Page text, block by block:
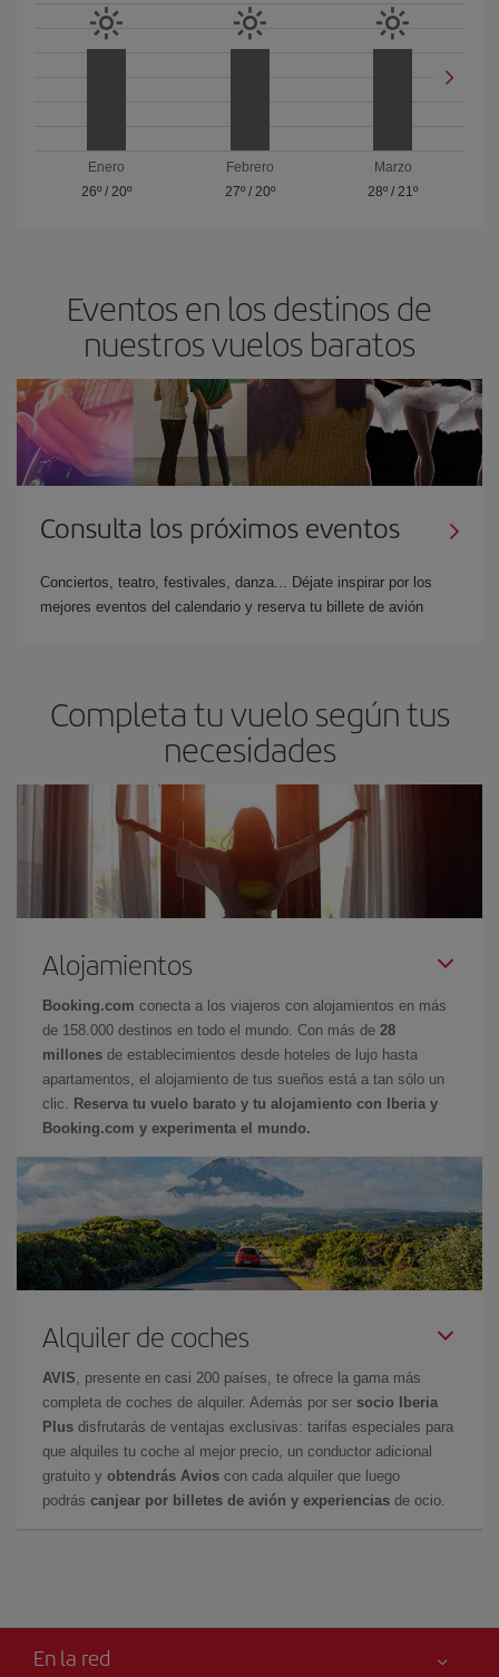
Enero
26º/ 20º
Febrero
27º/ 20º
Marzo
28º / 21º
Eventos en los destinos de
nuestros vuelos baratos
Consulta los próximos eventos
Conciertos, teatro, festivales, danza... Déjate inspirar por los
mejores eventos del calendario y reserva tu billete de avión
Completa tu vuelo según tus
necesidades
Alojamientos
Booking.com conecta a los viajeros con alojamientos en más
de 158.000 destinos en todo el mundo. Con más de 28
millones de establecimientos desde hoteles de lujo hasta
apartamentos, el alojamiento de tus sueños está a tan sólo un
clic.
Reserva tu vuelo barato y tu alojamiento con Iberia y
Booking.com y experimenta el mundo.
Alquiler de coches
AVIS , presente en casi 200 países, te ofrece la gama más
completa de coches de alquiler. Además por ser socio Iberia
Plus disfrutarás de ventajas exclusivas: tarifas especiales para
que alquiles tu coche al mejor precio, un conductor adicional
gratuito y obtendrás Avios con cada alquiler que luego
podrás canjear por billetes de avión y experiencias de ocio.
En la red